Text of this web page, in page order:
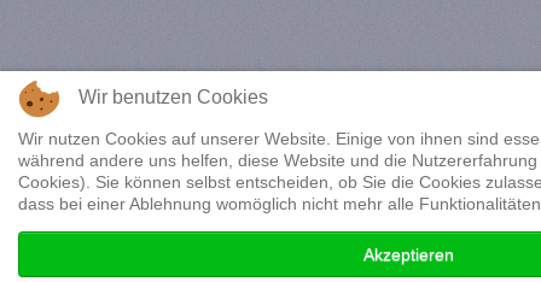
Wir benutzen Cookies
Wir nutzen Cookies auf unserer Website. Einige von ihnen sind
während andere uns helfen, diese Website und die
Cookies). Sie können selbst entscheiden, ob Sie die Cookies
dass bei einer Ablehnung womöglich nicht mehr alle
Akzeptieren